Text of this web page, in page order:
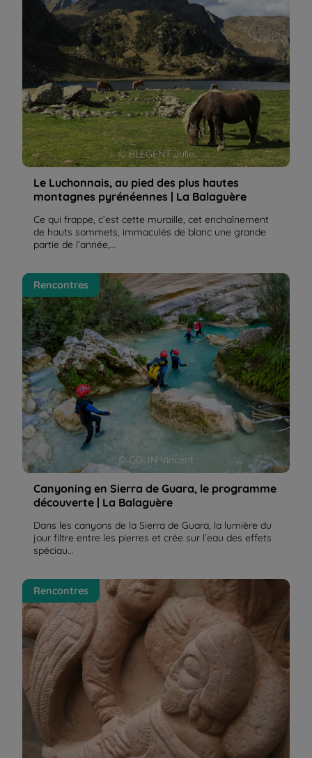
© BLEGENT Julie
Le Luchonnais, au pied des plus hautes
montagnes pyrénéennes | La Balaguère
Ce qui frappe, c’est cette muraille, cet enchaînement
de hauts sommets, immaculés de blanc une grande
partie de l’année,...
Canyoning en Sierra de Guara, le programme
découverte | La Balaguère
© COLIN Vincent
Rencontres
Canyoning en Sierra de Guara, le programme
découverte | La Balaguère
Dans les canyons de la Sierra de Guara, la lumière du
jour filtre entre les pierres et crée sur l’eau des effets
spéciau...
Saint Jacques de Compostelle à pied-bus, c'est un
plaisir de l'encadrer | La Balaguère
Rencontres